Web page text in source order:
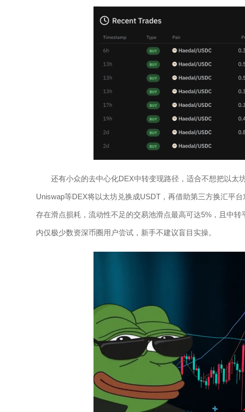
还有小众的去中心化DEX中转变现路径，适合不想把以太
Uniswap等DEX将以太坊兑换成USDT，再借助第三方换汇平
存在滑点损耗，流动性不足的交易池滑点最高可达5%，且中
内仅极少数资深币圈用户尝试，新手不建议盲目实操。